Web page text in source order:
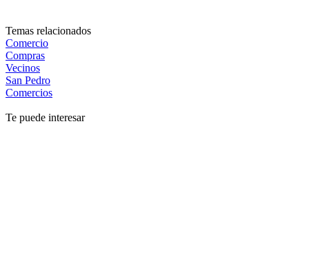
Temas relacionados
Comercio
Compras
Vecinos
San Pedro
Comercios
Te puede interesar